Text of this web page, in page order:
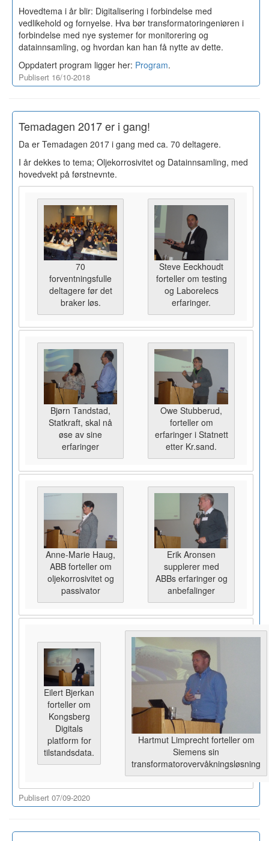
Hovedtema i år blir: Digitalisering i forbindelse med
vedlikehold og fornyelse. Hva bør transformatoringeniøren i
forbindelse med nye systemer for monitorering og
datainnsamling, og hvordan kan han få nytte av dette.
Oppdatert program ligger her: Program.
Publisert 16/10-2018
Temadagen 2017 er i gang!
Da er Temadagen 2017 i gang med ca. 70 deltagere.
I år dekkes to tema; Oljekorrosivitet og Datainnsamling, med
hovedvekt på førstnevnte.
70
forventningsfulle
deltagere før det
braker løs.
Steve Eeckhoudt
forteller om testing
og Laborelecs
erfaringer.
Bjørn Tandstad,
Statkraft, skal nå
øse av sine
erfaringer
Owe Stubberud,
forteller om
erfaringer i Statnett
etter Kr.sand.
Anne-Marie Haug,
ABB forteller om
oljekorrosivitet og
passivator
Erik Aronsen
supplerer med
ABBs erfaringer og
anbefalinger
Eilert Bjerkan
forteller om
Kongsberg
Digitals
platform for
tilstandsdata.
Hartmut Limprecht forteller om
Siemens sin
transformatorovervåkningsløsning
Publisert 07/09-2020